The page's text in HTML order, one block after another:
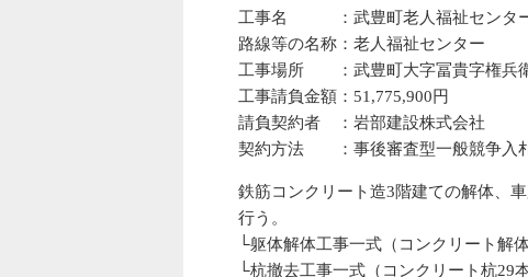
工事名 ：武豊町老人福祉センタ
路線等の名称：老人福祉センター
工事場所 ：武豊町大字冨貴字権兵
工事請負金額：51,775,900円
請負契約者 ：岩部建設株式会社
契約方法 ：事後審査型一般競争入
鉄筋コンクリート造3階建ての解体、
行う。
└躯体解体工事一式（コンクリート解
└杭撤去工事一式（コンクリート杭29本